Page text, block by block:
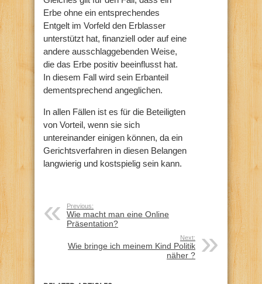
Erbe ohne ein entsprechendes
Entgelt im Vorfeld den Erblasser
unterstützt hat, finanziell oder auf eine
andere ausschlaggebenden Weise,
die das Erbe positiv beeinflusst hat.
In diesem Fall wird sein Erbanteil
dementsprechend angeglichen.
In allen Fällen ist es für die Beteiligten
von Vorteil, wenn sie sich
untereinander einigen können, da ein
Gerichtsverfahren in diesen Belangen
langwierig und kostspielig sein kann.
Previous:
Wie macht man eine Online
Präsentation?
Next:
Wie bringe ich meinem Kind Politik
näher ?